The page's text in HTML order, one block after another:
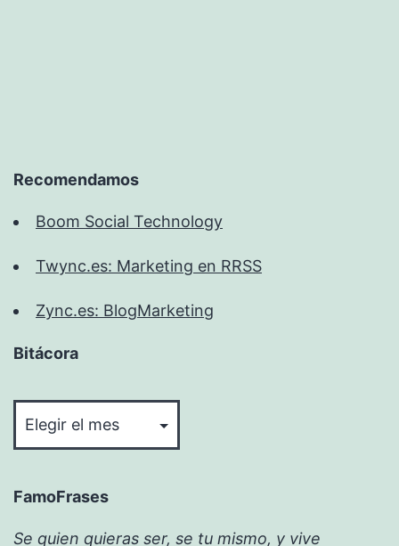
Recomendamos
Boom Social Technology
Twync.es: Marketing en RRSS
Zync.es: BlogMarketing
Bitácora
FamoFrases
Se quien quieras ser, se tu mismo, y vive